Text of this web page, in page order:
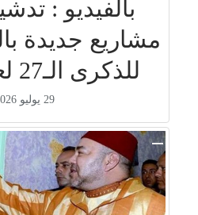
بالفيديو :
مشاريع جديدة
للذكرى الـ27 لعيد العرش
29 يوليو 2026